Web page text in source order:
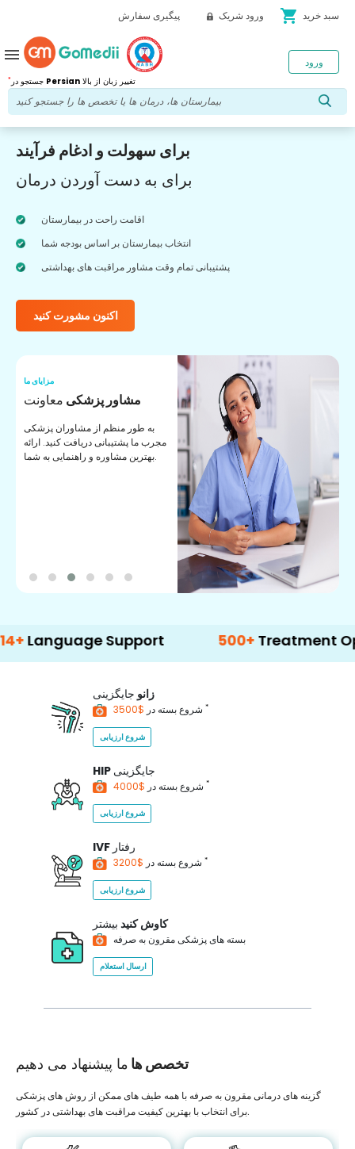
پیگیری سفارش ورود شریک shopping_cart سبد خرید
* Persian تغییر زبان از بالا
ورود menu
برای سهولت و ادغام فرآیند
برای به دست آوردن درمان
اقامت راحت در بیمارستان
انتخاب بیمارستان بر اساس بودجه شما
پشتیبانی تمام وقت مشاور مراقبت های بهداشتی
اکنون مشورت کنید
مزایای ما
مشاور پزشکی معاونت
به طور منظم از مشاوران پزشکی
مجرب ما پشتیبانی دریافت کنید. ارائه
بهترین مشاوره و راهنمایی به شما.
Support 500+ Treatment Options
زانو جایگزینی
شروع بسته در *
شروع ارزیابی
HIP جایگزینی
شروع بسته در *
شروع ارزیابی
IVF رفتار
شروع بسته در *
شروع ارزیابی
کاوش کنید بیشتر
بسته های پزشکی مقرون به صرفه
ارسال استعلام
تخصص ها ما پیشنهاد می دهیم
گزینه های درمانی مقرون به صرفه با همه طیف های ممکن از روش های پزشکی
برای انتخاب با بهترین کیفیت مراقبت های بهداشتی در کشور.